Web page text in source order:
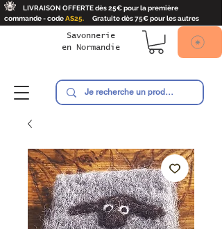
🐝
LIVRAISON OFFERTE dès 25€ pour la première
commande - codeAS25. Gratuite dès 75€ pour les autres
Savonnerie
en Normandie